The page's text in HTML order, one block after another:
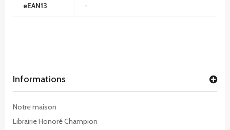
eEAN13 -
Informations
Notre maison
Librairie Honoré Champion